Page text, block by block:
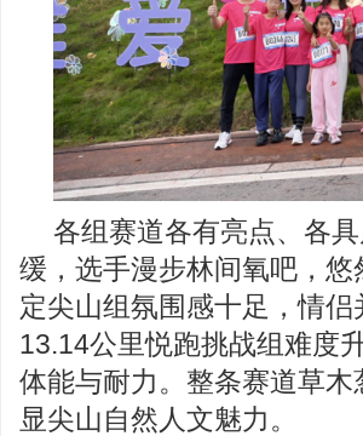
各组赛道各有亮点、各
缓，选手漫步林间氧吧，
定尖山组氛围感十足，情
13.14公里悦跑挑战组难度
体能与耐力。整条赛道草
显尖山自然人文魅力。